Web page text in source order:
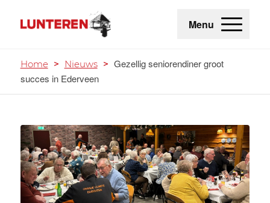
Menu
Home > Nieuws > Gezellig seniorendiner groot
succes in Ederveen